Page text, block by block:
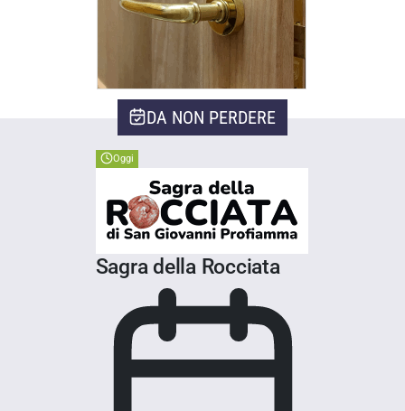
DA NON PERDERE
Oggi
Sagra della Rocciata